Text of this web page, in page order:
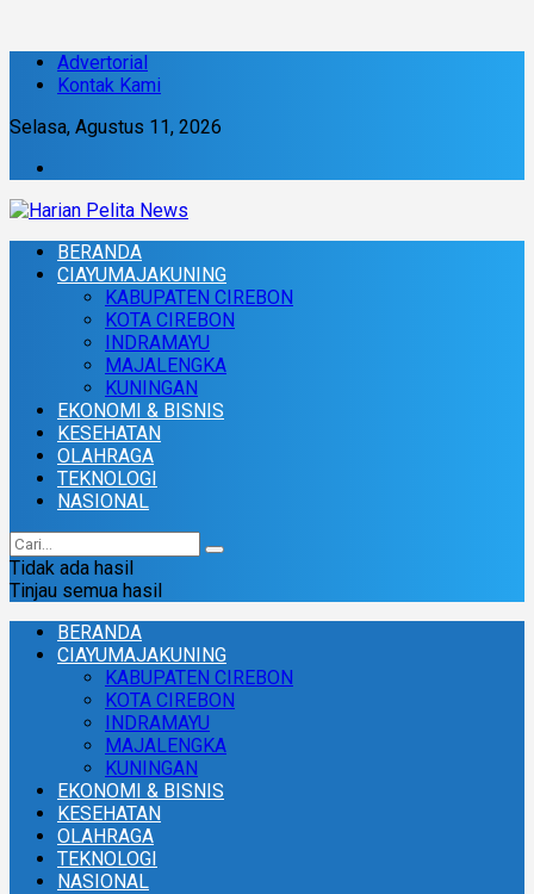
Advertorial
Kontak Kami
Selasa, Agustus 11, 2026
BERANDA
CIAYUMAJAKUNING
KABUPATEN CIREBON
KOTA CIREBON
INDRAMAYU
MAJALENGKA
KUNINGAN
EKONOMI & BISNIS
KESEHATAN
OLAHRAGA
TEKNOLOGI
NASIONAL
Tidak ada hasil
Tinjau semua hasil
BERANDA
CIAYUMAJAKUNING
KABUPATEN CIREBON
KOTA CIREBON
INDRAMAYU
MAJALENGKA
KUNINGAN
EKONOMI & BISNIS
KESEHATAN
OLAHRAGA
TEKNOLOGI
NASIONAL